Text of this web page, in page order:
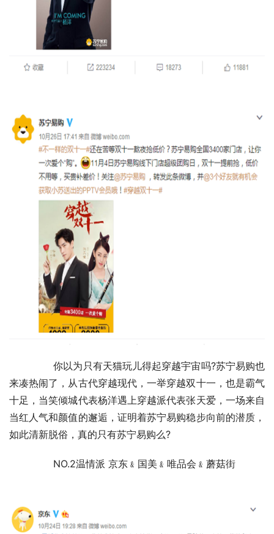
来凑热闹了，从古代穿越现代，一举穿越双十一，也是霸气
十足，当笑倾城代表杨洋遇上穿越派代表张天爱，一场来自
当红人气和颜值的邂逅，证明着苏宁易购稳步向前的潜质，
如此清新脱俗，真的只有苏宁易购么?
	　　NO.2温情派 京东﹠国美﹠唯品会﹠蘑菇街